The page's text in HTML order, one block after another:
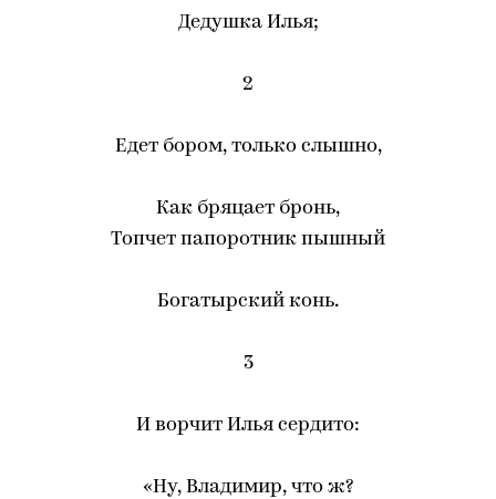
Дедушка Илья;
2
Едет бором, только слышно,
Как бряцает бронь,
Топчет папоротник пышный
Богатырский конь.
3
И ворчит Илья сердито:
«Ну, Владимир, что ж?